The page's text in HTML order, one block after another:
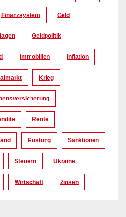
Finanzsystem Geld
Geldpolitik
Immobilien Inflation
Krieg
Rente
Rüstung Sanktionen
Steuern Ukraine
Wirtschaft Zinsen